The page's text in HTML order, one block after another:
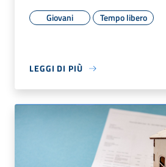
Giovani Tempo libero
LEGGI DI PIÙ